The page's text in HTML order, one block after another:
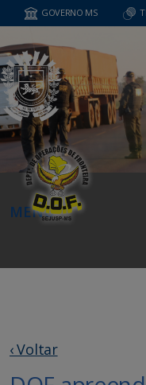
GOVERNO MS
MENU
‹ Voltar